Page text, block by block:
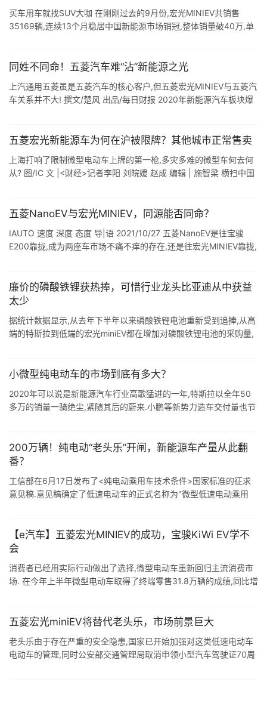
买车用车就找SUV大咖 在刚刚过去的9月份,宏光MINIEV共销售
35169辆,连续13个月稳居中国新能源市场销冠,整体销量破40万,单
同姓不同命！五菱汽车难“沾”新能源之光
上汽通用五菱虽是五菱汽车的核心客户,但五菱宏光MINIEV与五菱汽
车关系并不大! 撰文/楚风 出品/每日财报 2020年新能源汽车板块爆
五菱宏光新能源车为何在沪被限牌？其他城市正常售卖
上海打响了限制微型电动车上牌的第一枪,多灾多难的微型车何去何
从? 图/IC 文 |<财经>记者李阳 刘皖媛 赵成 编辑 | 施智梁 横扫中国
五菱NanoEV与宏光MINIEV，同源能否同命？
IAUTO 速度 深度 态度 导|语 2021/10/27 五菱NanoEV是往宝骏
E200靠拢,成为两座车市场不痛不痒的存在,还是往宏光MINIEV靠拢,
廉价的磷酸铁锂获热捧，可惜行业龙头比亚迪从中获益
太少
据统计数据显示,从去年下半年以来磷酸铁锂电池重新受到追捧,从高
端的特斯拉到低端的宏光miniEV都在增加对磷酸铁锂电池的采购量,
小微型纯电动车的市场到底有多大？
2020年可以说是新能源汽车行业高歌猛进的一年,特斯拉以全年50
多万的销量一骑绝尘,紧随其后的蔚来.小鹏等新势力造车交付量也节
200万辆！纯电动“老头乐”开闸，新能源车产量从此翻
番？
工信部在6月17日发布了<纯电动乘用车技术条件>国家标准的征求
意见稿.意见稿确定了低速电动车的正式名称为"微型低速电动乘用
【e汽车】五菱宏光MINIEV的成功，宝骏KiWi EV学不
会
消费者已经用实际行动做出了选择,微型电动车重新回归主流消费市
场. 在今年上半年微型电动车取得了终端零售31.8万辆的成绩,同比增
五菱宏光miniEV将替代老头乐，市场前景巨大
老头乐由于存在严重的安全隐患,国家已开始加强对这类低速电动车
电动车的管理,同时公安部交通管理局取消申领小型汽车驾驶证70周